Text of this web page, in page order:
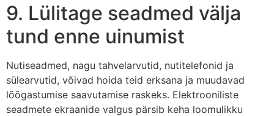
9. Lülitage seadmed välja
tund enne uinumist
Nutiseadmed, nagu tahvelarvutid, nutitelefonid ja
sülearvutid, võivad hoida teid erksana ja muudavad
lõõgastumise saavutamise raskeks. Elektrooniliste
seadmete ekraanide valgus pärsib keha loomulikku